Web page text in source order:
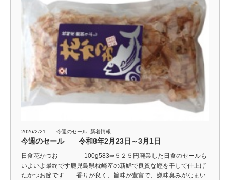
2026/2/21 今週のセール, 新着情報
今週のセール 令和8年2月23日～3月1日
日食花かつお 100g583⇒５２５円廃業した日食のセールも
いよいよ最終です鹿児島県枕崎産の新鮮で良質な鰹を干して仕上げ
たかつお節です 香りが良く、旨味が豊富で、嫌味臭みがなまい